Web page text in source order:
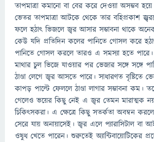
তাপমাত্রা কমানো বা বের করে দেওয়া অসম্ভব
ভেতর তাপমাত্রা আটকে থেকে তার বহিপ্রকাশ
ফলে হঠাৎ ভিজলে জ্বর আসার সম্ভাবনা থাকে
কেউ যদি প্রতিদিন কলের পানিতে গোসল করে
পানিতে গোসল করলে তারও এ সমস্যা হতে পারে।
মাথার চুল ভিজে যাওয়ার পর ভেজার সঙ্গে সঙ্গে
ঠাণ্ডা লেগে জ্বর আসতে পারে। সাধারণত বৃষ্টিতে
কাপড় পাল্টে ফেললে ঠাণ্ডা লাগার সম্ভাবনা কম।
গেলেও ভয়ের কিছু নেই এ জ্বর তেমন মারাত্মক
চিকিৎসকরা। এ ক্ষেত্রে কিছু সতর্কতা অবম্বন করলে
সেরে যায় অনায়াসেই। জ্বর এলে প্যারাসিটাল বা
ওষুধ খেতে পারেন। শুরুতেই অ্যান্টিবায়োটিকের